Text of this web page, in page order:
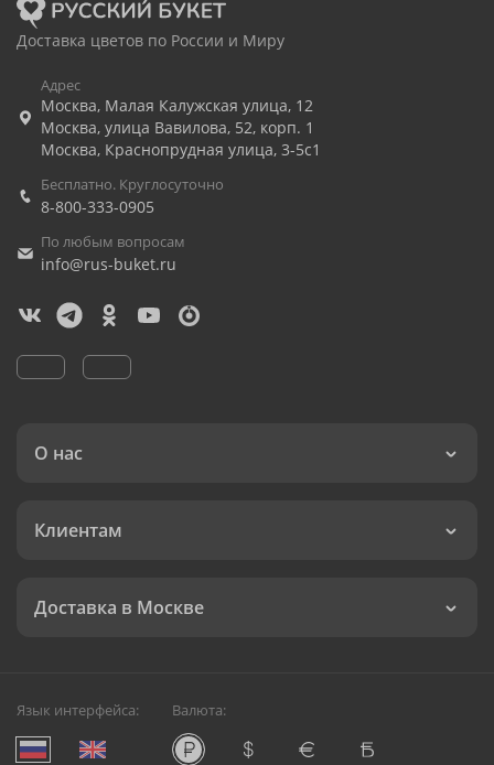
Доставка цветов по России и Миру
Адрес
Москва, Малая Калужская улица, 12
Москва, улица Вавилова, 52, корп. 1
Москва, Краснопрудная улица, 3-5с1
Бесплатно. Круглосуточно
8-800-333-0905
По любым вопросам
info@rus-buket.ru
О нас
Клиентам
Доставка в Москве
Язык интерфейса: Валюта: